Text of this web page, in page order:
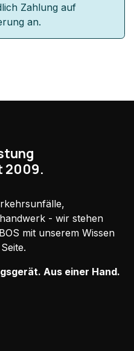
Zahlung auf
an.
2009.
- wir stehen
mit unserem Wissen
Aus einer Hand.